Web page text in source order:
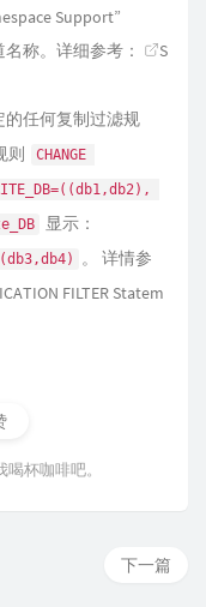
Support”
称。详细参考：
S
的任何复制过滤规
则
CHANGE
显示：
。 详情参
FILTER Statem
杯咖啡吧。
下一篇